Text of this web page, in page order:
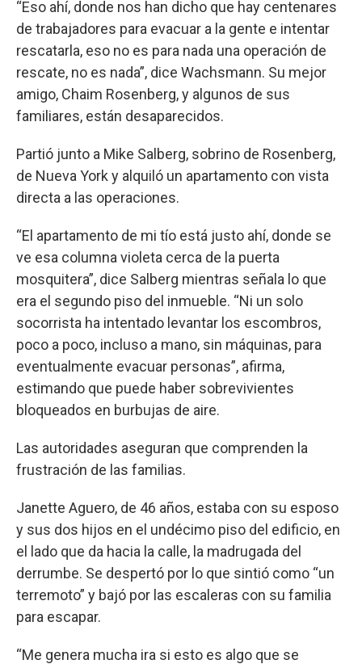
“Eso ahí, donde nos han dicho que hay centenares
de trabajadores para evacuar a la gente e intentar
rescatarla, eso no es para nada una operación de
rescate, no es nada”, dice Wachsmann. Su mejor
amigo, Chaim Rosenberg, y algunos de sus
familiares, están desaparecidos.
Partió junto a Mike Salberg, sobrino de Rosenberg,
de Nueva York y alquiló un apartamento con vista
directa a las operaciones.
“El apartamento de mi tío está justo ahí, donde se
ve esa columna violeta cerca de la puerta
mosquitera”, dice Salberg mientras señala lo que
era el segundo piso del inmueble. “Ni un solo
socorrista ha intentado levantar los escombros,
poco a poco, incluso a mano, sin máquinas, para
eventualmente evacuar personas”, afirma,
estimando que puede haber sobrevivientes
bloqueados en burbujas de aire.
Las autoridades aseguran que comprenden la
frustración de las familias.
Janette Aguero, de 46 años, estaba con su esposo
y sus dos hijos en el undécimo piso del edificio, en
el lado que da hacia la calle, la madrugada del
derrumbe. Se despertó por lo que sintió como “un
terremoto” y bajó por las escaleras con su familia
para escapar.
“Me genera mucha ira si esto es algo que se